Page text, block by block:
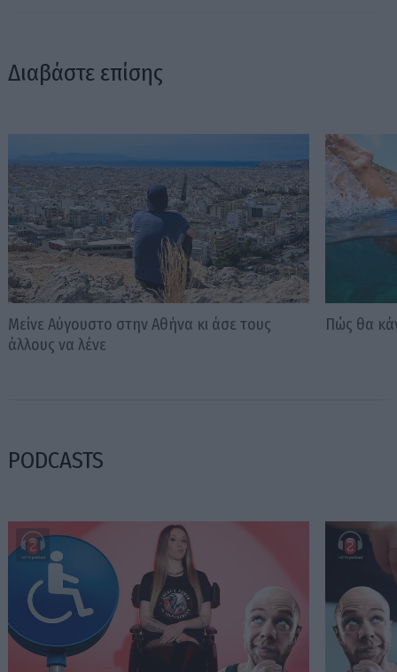
Διαβάστε επίσης
Μείνε Αύγουστο στην Αθήνα κι άσε τους
άλλους να λένε
Πώς θα
PODCASTS